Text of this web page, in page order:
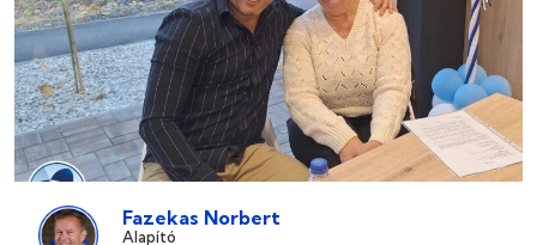
Fazekas Norbert
Alapító